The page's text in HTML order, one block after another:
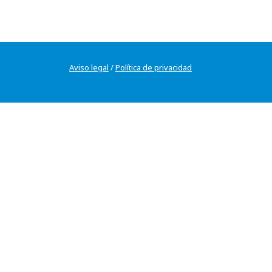
Aviso legal /Política de privacidad